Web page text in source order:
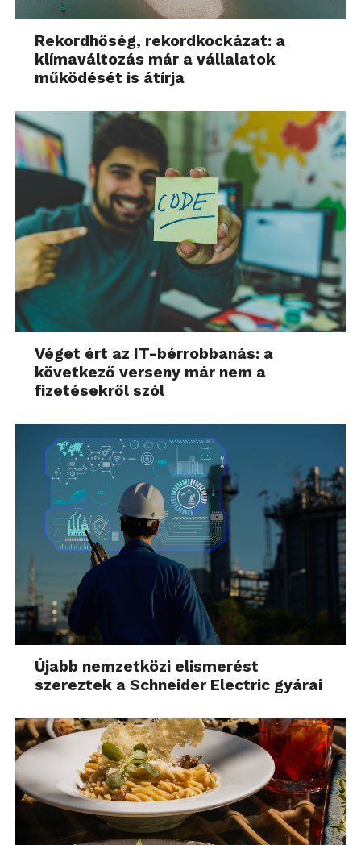
Rekordhőség, rekordkockázat: a
klímaváltozás már a vállalatok
működését is átírja
Véget ért az IT-bérrobbanás: a
következő verseny már nem a
fizetésekről szól
Újabb nemzetközi elismerést
szereztek a Schneider Electric gyárai